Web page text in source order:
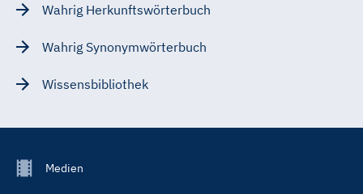
Wahrig Herkunftswörterbuch
Wahrig Synonymwörterbuch
Wissensbibliothek
FooterMedien